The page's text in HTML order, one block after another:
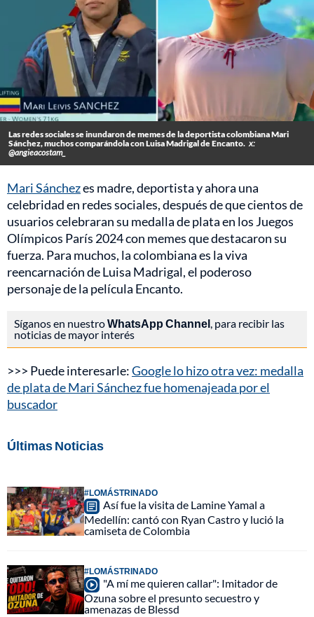
Las redes sociales se inundaron de memes de la deportista colombiana Mari
Sánchez, muchos comparándola con Luisa Madrigal de Encanto. x:
@angieacostam_
Mari Sánchezes madre, deportista y ahora una
celebridad en redes sociales, después de que cientos de
usuarios celebraran su medalla de plata en los Juegos
Olímpicos París 2024 con memes que destacaron su
fuerza. Para muchos, la colombiana es la viva
reencarnación de Luisa Madrigal, el poderoso
personaje de la película Encanto.
Síganos en nuestroWhatsApp Channel, para recibir las
noticias de mayor interés
>>> Puede interesarle:Google lo hizo otra vez: medalla
de plata de Mari Sánchez fue homenajeada por el
buscador
Últimas Noticias
#LOMÁSTRINADO
Así fue la visita de Lamine Yamal a
Medellín: cantó con Ryan Castro y lució la
camiseta de Colombia
#LOMÁSTRINADO
"A mí me quieren callar": Imitador de
Ozuna sobre el presunto secuestro y
amenazas de Blessd